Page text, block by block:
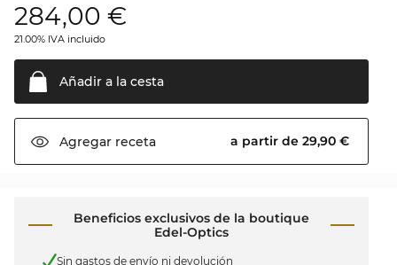
284,00 €
21.00% IVA incluido
Añadir a la cesta
Agregar receta a partir de 29,90 €
Beneficios exclusivos de la boutique
Edel-Optics
Sin gastos de envío ni devolución